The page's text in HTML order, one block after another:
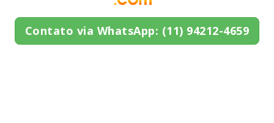
Contato via WhatsApp: (11) 94212-4659